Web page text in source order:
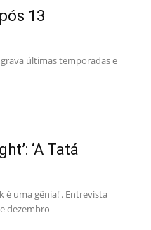
13
últimas temporadas e
‘A Tatá
é uma gênia!'. Entrevista
dezembro